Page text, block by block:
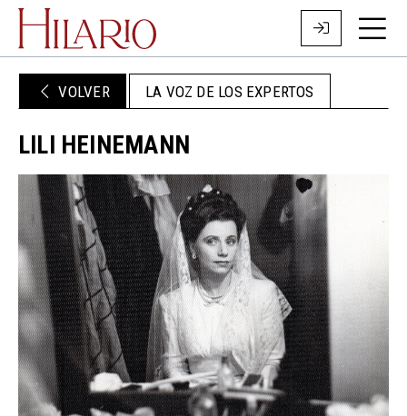
VOLVER LA VOZ DE LOS EXPERTOS
LILI HEINEMANN